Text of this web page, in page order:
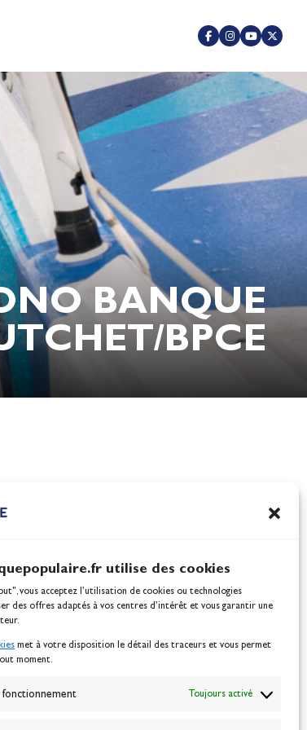
utilise des cookies
vous acceptez l’utilisation de cookies ou technologies
des offres adaptés à vos centres d’intérêt et vous garantir une
met à votre disposition le détail des traceurs et vous permet
moment.
Toujours activé
BANQUE
BPCE
100% Glisse - Écoles
VOUS